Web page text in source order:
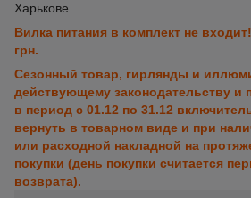
Харькове.
Вилка питания в комплект не
грн.
Сезонный товар, гирлянды и
действующему законодательству и
в период с 01.12 по 31.12
вернуть в товарном виде и при
или расходной накладной на
покупки (день покупки считается
возврата).